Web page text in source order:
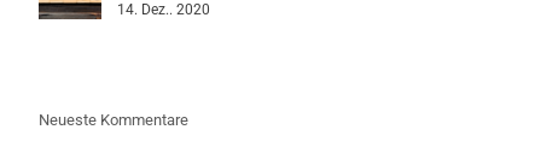
14. Dez.. 2020
Neueste Kommentare